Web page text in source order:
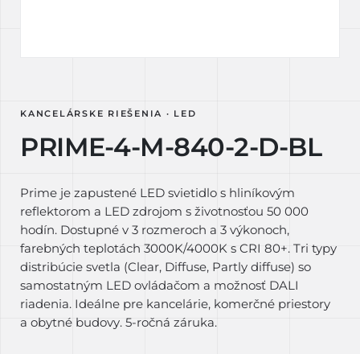
KANCELÁRSKE RIEŠENIA · LED
PRIME-4-M-840-2-D-BL
Prime je zapustené LED svietidlo s hliníkovým
reflektorom a LED zdrojom s životnosťou 50 000
hodín. Dostupné v 3 rozmeroch a 3 výkonoch,
farebných teplotách 3000K/4000K s CRI 80+. Tri typy
distribúcie svetla (Clear, Diffuse, Partly diffuse) so
samostatným LED ovládačom a možnosť DALI
riadenia. Ideálne pre kancelárie, komerčné priestory
a obytné budovy. 5-ročná záruka.